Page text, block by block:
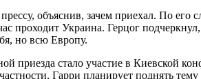
объяснив, зачем приехал. По
проходит Украина. Герцог
но всю Европу.
приезда стало участие в Киевской
Гарри планирует поднять